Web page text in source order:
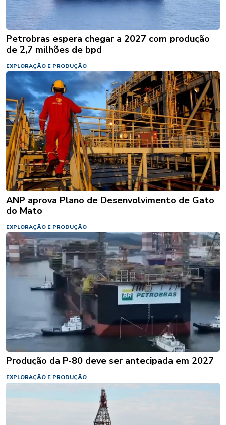
Petrobras espera chegar a 2027 com produção
de 2,7 milhões de bpd
EXPLORAÇÃO E PRODUÇÃO
ANP aprova Plano de Desenvolvimento de Gato
do Mato
EXPLORAÇÃO E PRODUÇÃO
Produção da P-80 deve ser antecipada em 2027
EXPLORAÇÃO E PRODUÇÃO